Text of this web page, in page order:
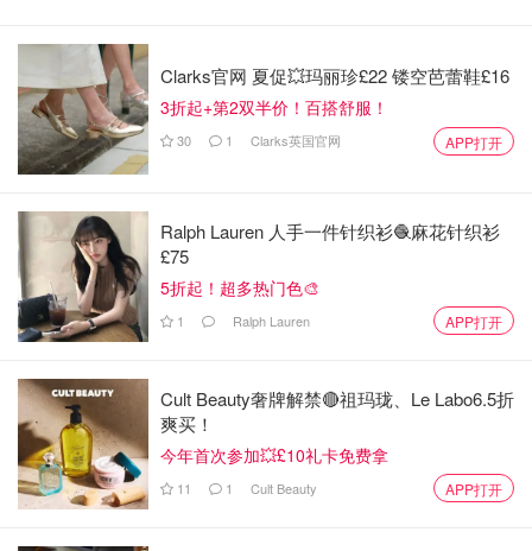
说回添加，首先打开apple wallet应用，选择添加+按钮，你
可以看到Transit Card选项。
Clarks官网 夏促💥玛丽珍£22 镂空芭蕾鞋£16
3折起+第2双半价！百搭舒服！
30 1 Clarks英国官网 APP打开
Ralph Lauren 人手一件针织衫🧶麻花针织衫
£75
5折起！超多热门色🎨
1 Ralph Lauren APP打开
Cult Beauty奢牌解禁🔴祖玛珑、Le Labo6.5折
爽买！
今年首次参加💥£10礼卡免费拿
11 1 Cult Beauty APP打开